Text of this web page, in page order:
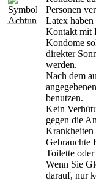
Personen
Latex
Kontakt mit
Kondome
direkter
werden.
Nach dem
benutzen.
Kein
gegen die
Krankheiten
Gebrauchte
Toilette
Wenn Sie
darauf, nur